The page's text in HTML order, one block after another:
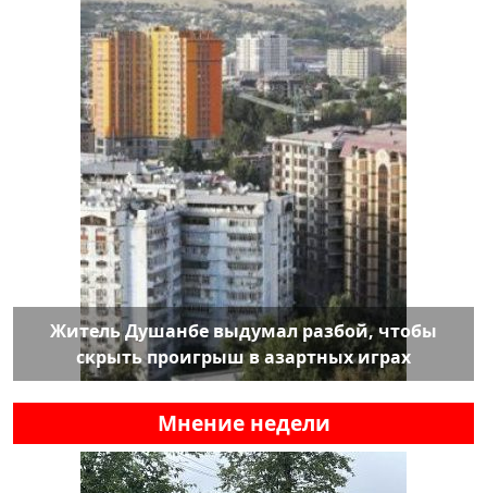
Житель Душанбе выдумал разбой, чтобы
скрыть проигрыш в азартных играх
Мнение недели